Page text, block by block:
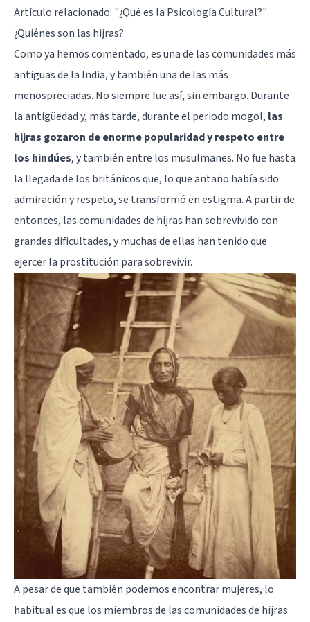
Artículo relacionado: "¿Qué es la Psicología Cultural?"
¿Quiénes son las hijras?
Como ya hemos comentado, es una de las comunidades más
antiguas de la India, y también una de las más
menospreciadas. No siempre fue así, sin embargo. Durante
la antigüedad y, más tarde, durante el periodo mogol, las
hijras gozaron de enorme popularidad y respeto entre
los hindúes, y también entre los musulmanes. No fue hasta
la llegada de los británicos que, lo que antaño había sido
admiración y respeto, se transformó en estigma. A partir de
entonces, las comunidades de hijras han sobrevivido con
grandes dificultades, y muchas de ellas han tenido que
ejercer la prostitución para sobrevivir.
A pesar de que también podemos encontrar mujeres, lo
habitual es que los miembros de las comunidades de hijras